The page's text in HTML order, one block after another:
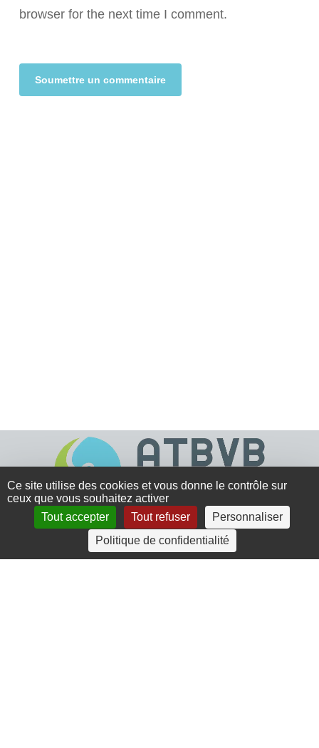
browser for the next time I comment.
4 rue Crec’h-Ugen
22810 Belle Isle en Terre
Ce site utilise des cookies et vous donne le contrôle sur
ceux que vous souhaitez activer
Tout accepter
Tout refuser
Personnaliser
Politique de confidentialité